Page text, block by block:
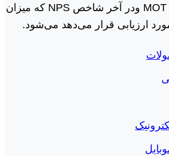
وکیفیت ارائه خدمات MOT ودر آخر شاخص NPS که میزان
ارزیابی قرار می‌دهد می‌شود.